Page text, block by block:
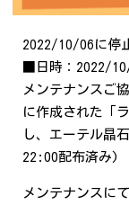
2022/10/06に停
■日時：2022/
メンテナンスご
に作成された「
し、エーテル晶
22:00配布済み)
メンテナンスに